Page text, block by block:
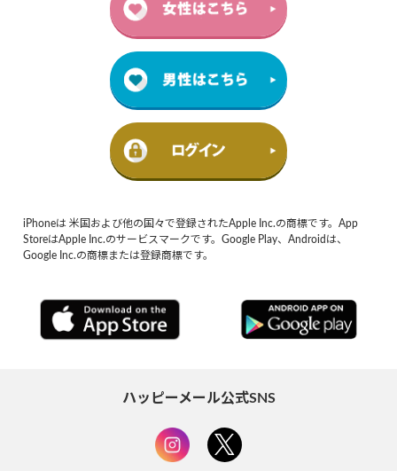
iPhoneは 米国および他の国々で登録されたApple Inc.の商標です。App
StoreはApple Inc.のサービスマークです。Google Play、Androidは、
Google Inc.の商標または登録商標です。
ハッピーメール公式SNS